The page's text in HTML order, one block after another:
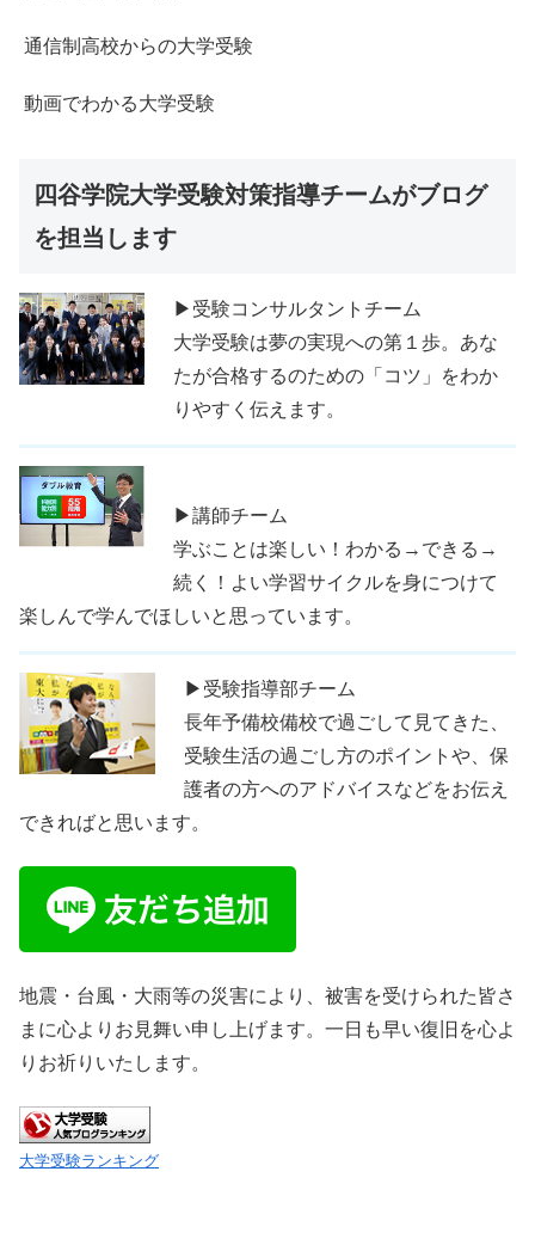
通信制高校からの大学受験
動画でわかる大学受験
四谷学院大学受験対策指導チームがブログ
を担当します
▶受験コンサルタントチーム
大学受験は夢の実現への第１歩。あな
たが合格するのための「コツ」をわか
りやすく伝えます。
▶講師チーム
学ぶことは楽しい！わかる→できる→
続く！よい学習サイクルを身につけて
楽しんで学んでほしいと思っています。
▶受験指導部チーム
長年予備校備校で過ごして見てきた、
受験生活の過ごし方のポイントや、保
護者の方へのアドバイスなどをお伝え
できればと思います。
地震・台風・大雨等の災害により、被害を受けられた皆さ
まに心よりお見舞い申し上げます。一日も早い復旧を心よ
りお祈りいたします。
大学受験ランキング